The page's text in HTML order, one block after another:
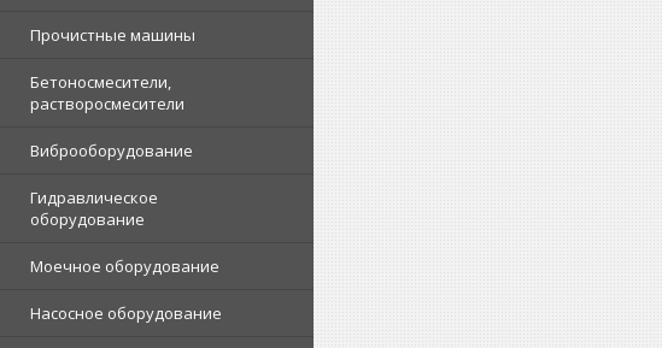
Прочистные машины
Бетоносмесители,
растворосмесители
Виброоборудование
Гидравлическое
оборудование
Моечное оборудование
Насосное оборудование